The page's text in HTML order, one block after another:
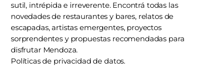
sutil, intrépida e irreverente. Encontrá todas las
novedades de restaurantes y bares, relatos de
escapadas, artistas emergentes, proyectos
sorprendentes y propuestas recomendadas para
disfrutar Mendoza.
Políticas de privacidad de datos.